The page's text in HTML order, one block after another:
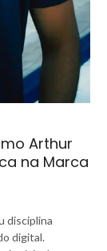
Arthur
na Marca
disciplina
digital.